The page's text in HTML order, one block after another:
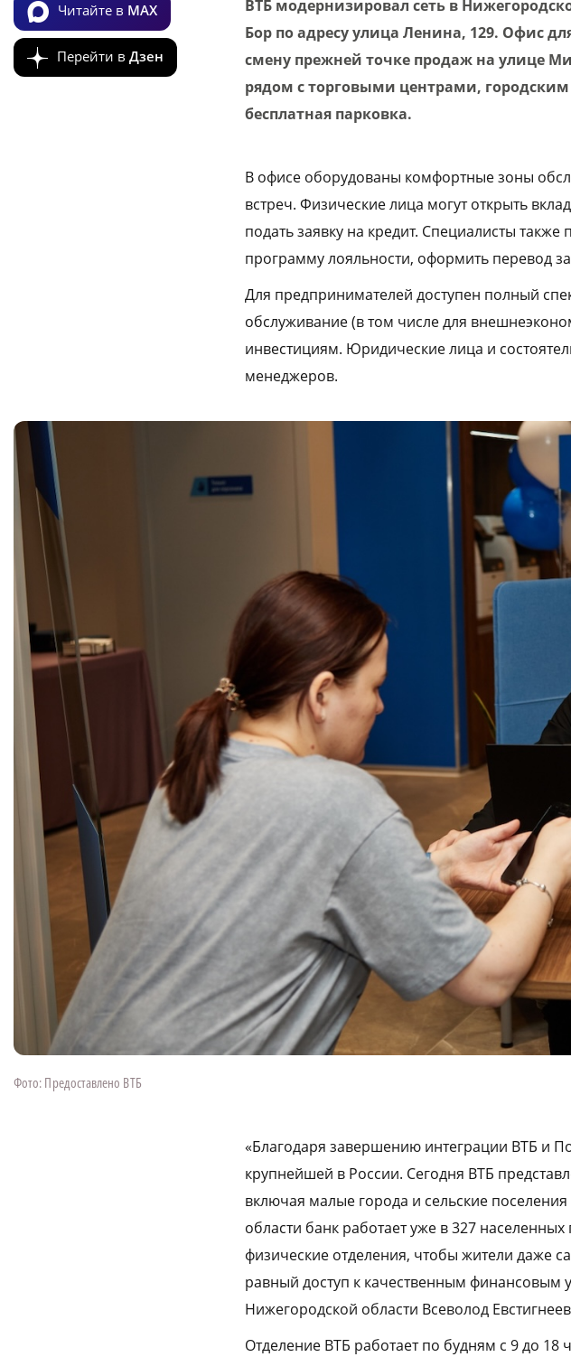
Читайте в MAX
Перейти в Дзен
ВТБ модернизировал сеть в
Бор по адресу улица Ленина, 129. Офис
смену прежней точке продаж на улице
рядом с торговыми центрами,
бесплатная парковка.
В офисе оборудованы комфортные зоны
встреч. Физические лица могут открыть
подать заявку на кредит. Специалисты
программу лояльности, оформить перевод
Для предпринимателей доступен полный
обслуживание (в том числе для
инвестициям. Юридические лица и
менеджеров.
Фото: Предоставлено ВТБ
«Благодаря завершению интеграции ВТБ и
крупнейшей в России. Сегодня ВТБ
включая малые города и сельские
области банк работает уже в 327
физические отделения, чтобы жители даже
равный доступ к качественным
Нижегородской области Всеволод
Отделение ВТБ работает по будням с 9 до